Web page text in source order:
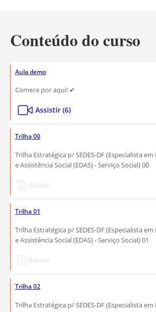
Conteúdo do curso
Aula demo
Comece por aqui! ✔
Assistir (6)
Trilha 00
Trilha Estratégica p/ SEDES-DF (Especialista
e Assistência Social (EDAS) - Serviço Social) 00
Trilha 01
Trilha Estratégica p/ SEDES-DF (Especialista
e Assistência Social (EDAS) - Serviço Social) 01
Trilha 02
Trilha Estratégica p/ SEDES-DF (Especialista